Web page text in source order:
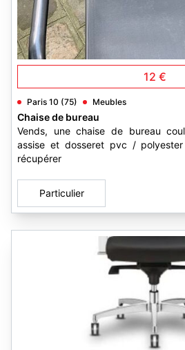
12 €
Paris 10 (75) Meubles
Chaise de bureau
Vends, une chaise de bureau
assise et dosseret pvc /
récupérer
Particulier